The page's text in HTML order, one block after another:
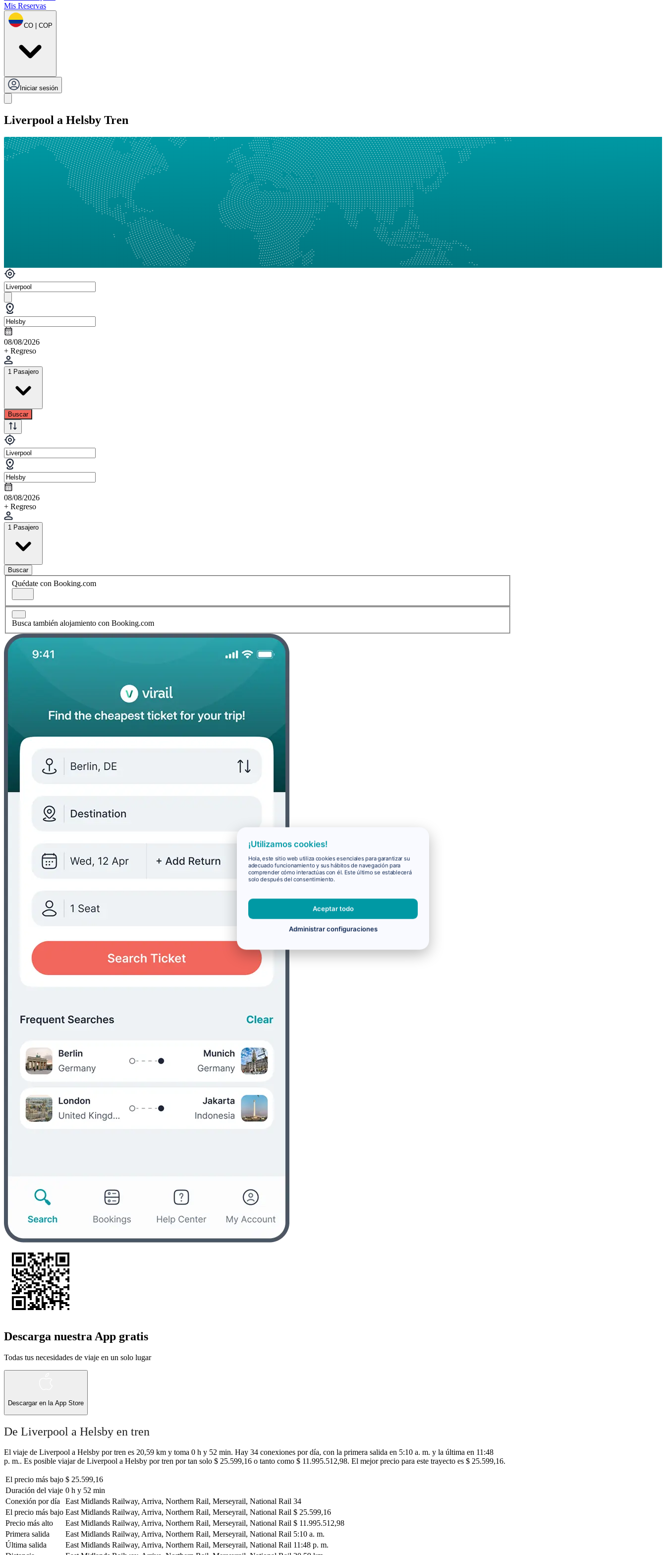
Mis Reservas
CO | COP
Iniciar sesión
Liverpool a Helsby Tren
08/08/2026
+ Regreso
1 Pasajero
Buscar
08/08/2026
+ Regreso
1 Pasajero
Buscar
Quédate con Booking.com
Busca también alojamiento con Booking.com
Descarga nuestra App gratis
Todas tus necesidades de viaje en un solo lugar
Descargar en la App Store
De Liverpool a Helsby en tren
El viaje de Liverpool a Helsby por tren es 20,59 km y toma 0 h y 52 min. Hay 34 conexiones por día, con la primera salida en 5:10 a. m. y la última en 11:48
p. m.. Es posible viajar de Liverpool a Helsby por tren por tan solo $ 25.599,16 o tanto como $ 11.995.512,98. El mejor precio para este trayecto es $ 25.599,16.
El precio más bajo $ 25.599,16
Duración del viaje 0 h y 52 min
Conexión por día
East Midlands Railway, Arriva, Northern Rail, Merseyrail, National Rail 34
El precio más bajo East Midlands Railway, Arriva, Northern Rail, Merseyrail, National Rail $ 25.599,16
Precio más alto
East Midlands Railway, Arriva, Northern Rail, Merseyrail, National Rail $ 11.995.512,98
Primera salida
East Midlands Railway, Arriva, Northern Rail, Merseyrail, National Rail 5:10 a. m.
Última salida
East Midlands Railway, Arriva, Northern Rail, Merseyrail, National Rail 11:48 p. m.
¡Utilizamos cookies!
Hola, este sitio web utiliza cookies esenciales para garantizar su
adecuado funcionamiento y sus hábitos de navegación para
comprender cómo interactúas con él. Este último se establecerá
solo después del consentimiento.
Aceptar todo
Administrar configuraciones